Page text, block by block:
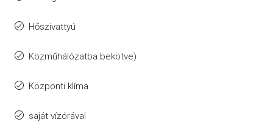
Hőszivattyú
Közműhálózatba bekötve)
Központi klíma
saját vízórával